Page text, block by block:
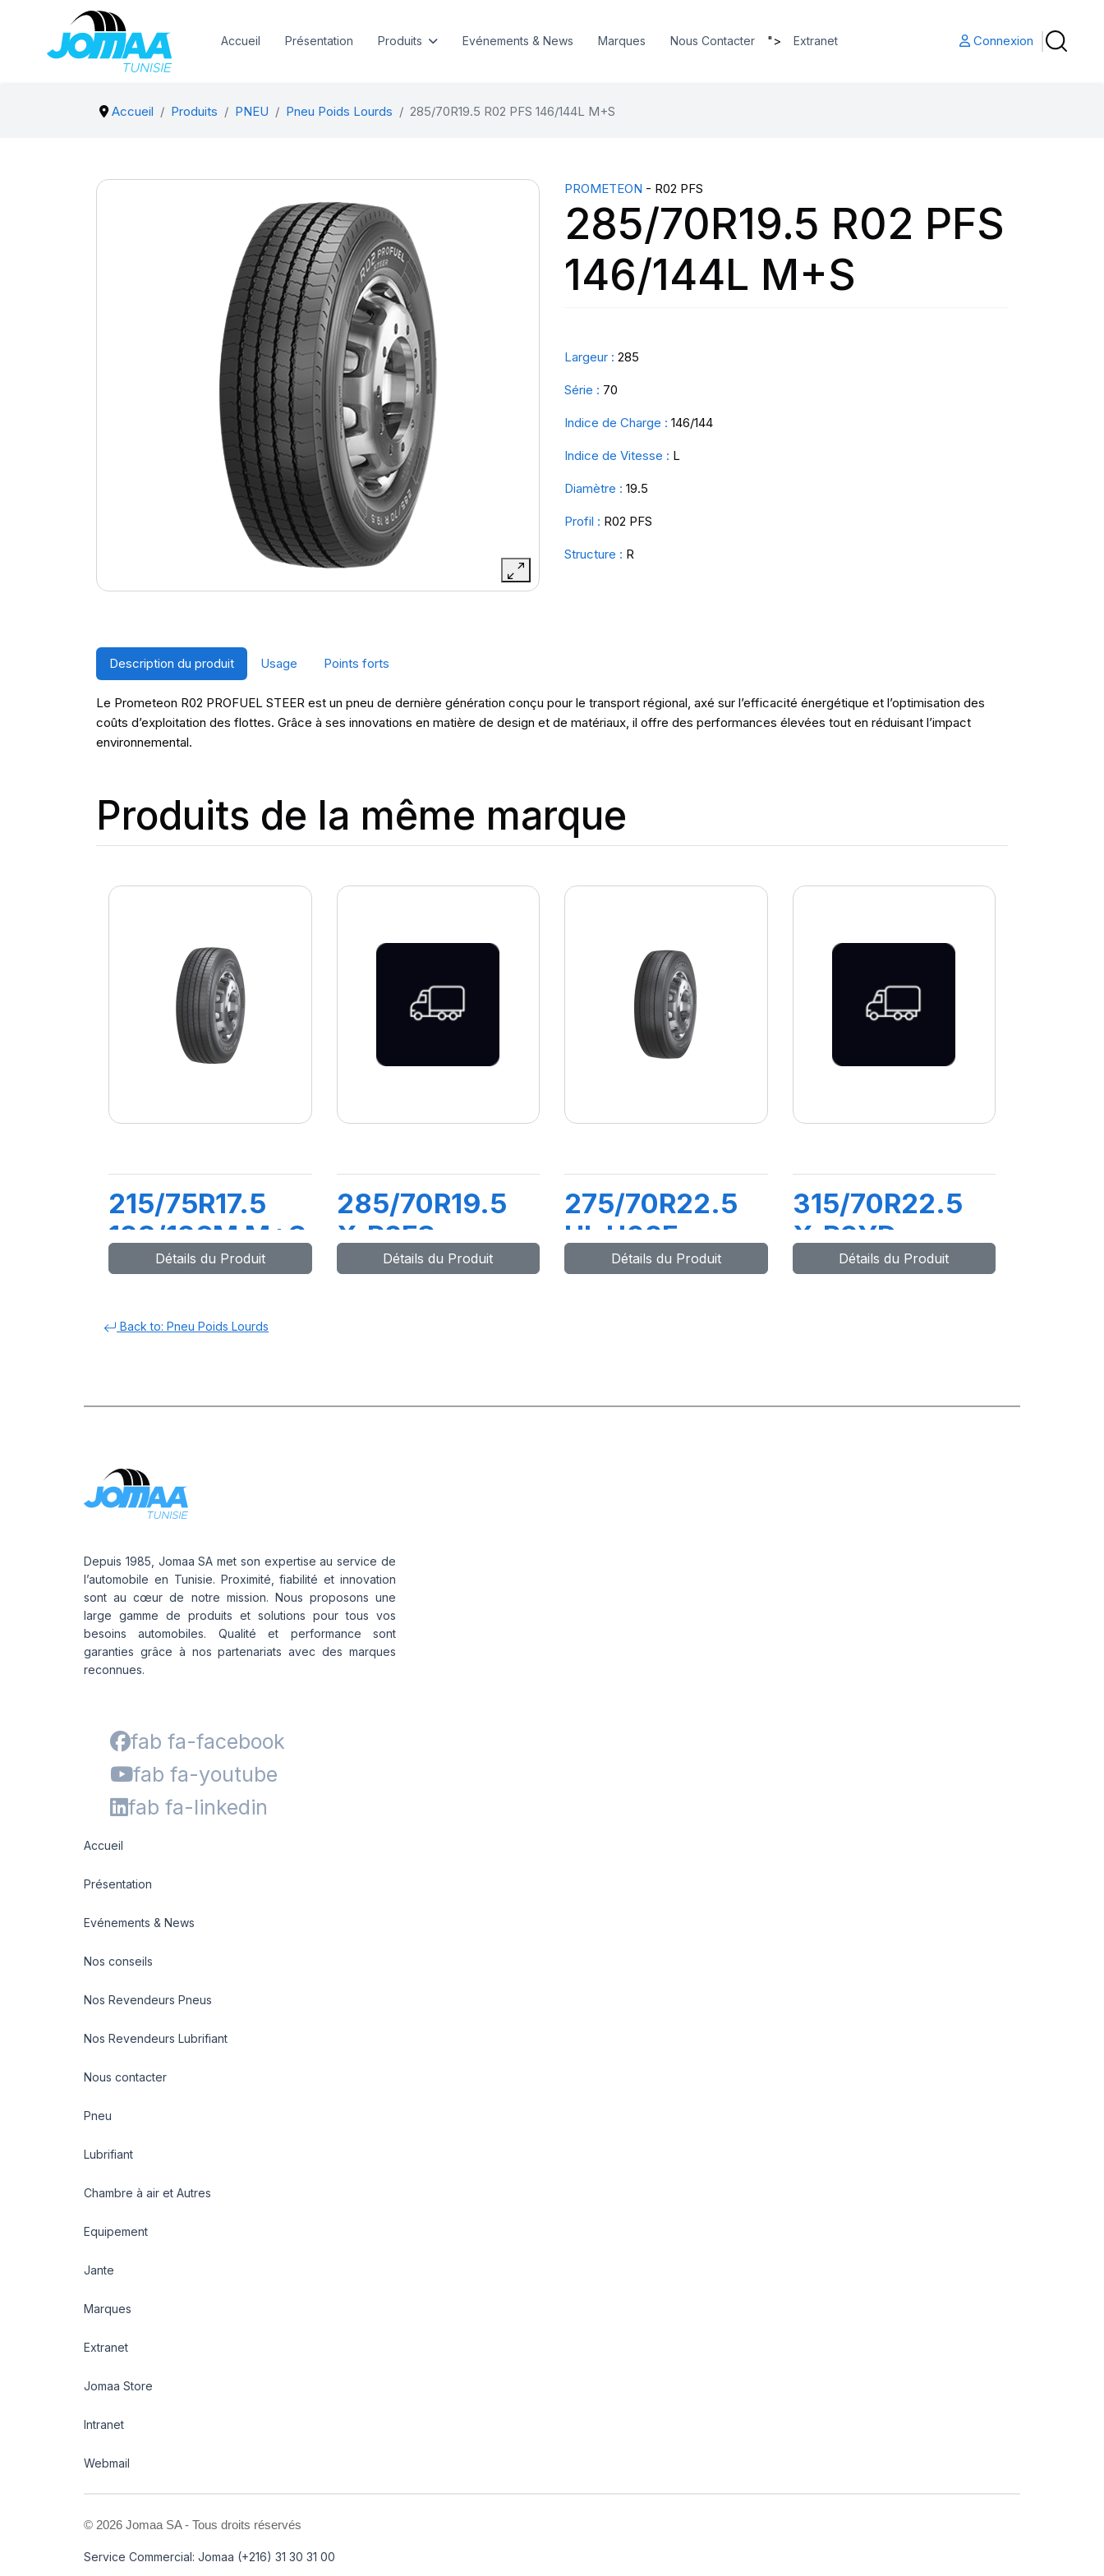
Accueil Présentation Produits Evénements & News Marques Nous Contacter "> Extranet Connexion
Accueil Produits PNEU Pneu Poids Lourds 285/70R19.5 R02 PFS 146/144L M+S
PROMETEON - R02 PFS
285/70R19.5 R02 PFS
146/144L M+S
Largeur : 285
Série : 70
Indice de Charge : 146/144
Indice de Vitesse : L
Diamètre : 19.5
Profil : R02 PFS
Structure : R
Description du produit Usage Points forts
Le Prometeon R02 PROFUEL STEER est un pneu de dernière génération conçu pour le transport régional, axé sur l’efficacité énergétique et l’optimisation des
coûts d’exploitation des flottes. Grâce à ses innovations en matière de design et de matériaux, il offre des performances élevées tout en réduisant l’impact
environnemental.
Produits de la même marque
215/75R17.5
128/126M M+S
X.R2FSDétails du Produit
285/70R19.5
X.R2FS
146/144L M+S
Détails du Produit
275/70R22.5
HL U02E
152/148J M+S
Détails du Produit
315/70R22.5
X.R2YD
158/150L
Détails du Produit
Back to: Pneu Poids Lourds
Depuis 1985, Jomaa SA met son expertise au service de
l’automobile en Tunisie. Proximité, fiabilité et innovation
sont au cœur de notre mission. Nous proposons une
large gamme de produits et solutions pour tous vos
besoins automobiles. Qualité et performance sont
garanties grâce à nos partenariats avec des marques
reconnues.
fab fa-facebook
fab fa-youtube
fab fa-linkedin
Accueil
Présentation
Evénements & News
Nos conseils
Nos Revendeurs Pneus
Nos Revendeurs Lubrifiant
Nous contacter
Pneu
Lubrifiant
Chambre à air et Autres
Equipement
Jante
Marques
Extranet
Jomaa Store
Intranet
Webmail
© 2026 Jomaa SA - Tous droits réservés
Service Commercial: Jomaa (+216) 31 30 31 00